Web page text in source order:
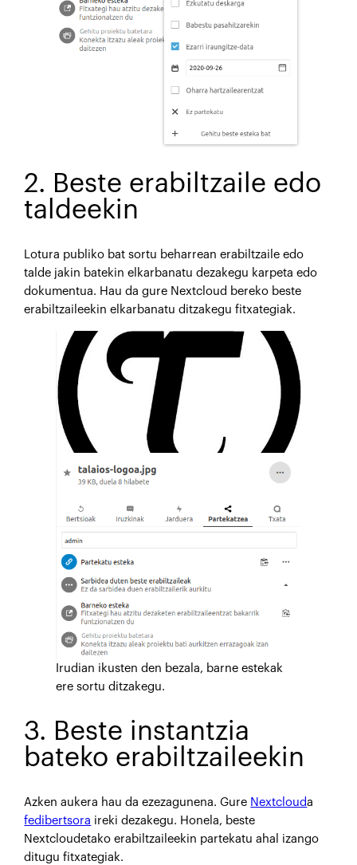
2. Beste erabiltzaile edo
taldeekin
Lotura publiko bat sortu beharrean erabiltzaile edo
talde jakin batekin elkarbanatu dezakegu karpeta edo
dokumentua. Hau da gure Nextcloud bereko beste
erabiltzaileekin elkarbanatu ditzakegu fitxategiak.
Irudian ikusten den bezala, barne estekak
ere sortu ditzakegu.
3. Beste instantzia
bateko erabiltzaileekin
Azken aukera hau da ezezagunena. Gure Nextclouda
fedibertsora ireki dezakegu. Honela, beste
Nextcloudetako erabiltzaileekin partekatu ahal izango
ditugu fitxategiak.